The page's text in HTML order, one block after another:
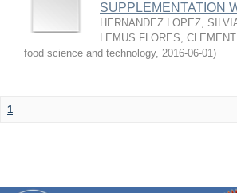
SUPPLEMENTATION
HERNANDEZ LOPEZ,
LEMUS FLORES,
food science and technology, 2016-06-01)
1